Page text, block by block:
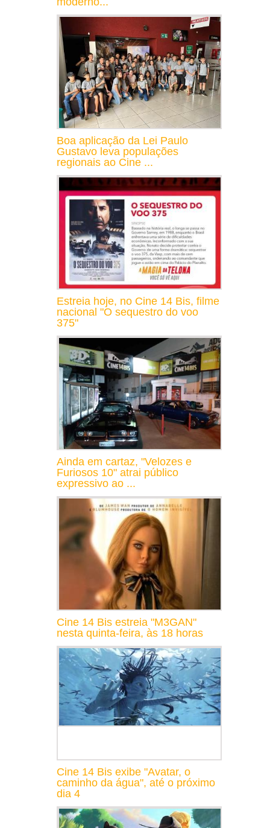
Boa aplicação da Lei Paulo
Gustavo leva populações
regionais ao Cine ...
Estreia hoje, no Cine 14 Bis, filme
nacional "O sequestro do voo
375"
Ainda em cartaz, "Velozes e
Furiosos 10" atrai público
expressivo ao ...
Cine 14 Bis estreia "M3GAN"
nesta quinta-feira, às 18 horas
Cine 14 Bis exibe "Avatar, o
caminho da água", até o próximo
dia 4